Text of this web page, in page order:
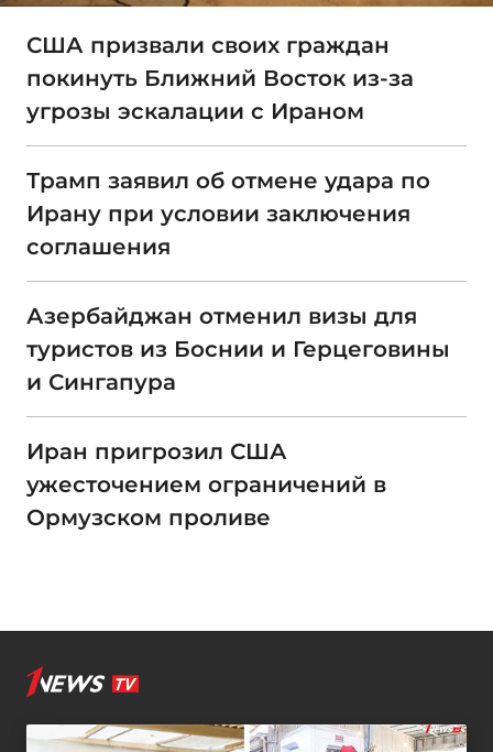
США призвали своих граждан
покинуть Ближний Восток из-за
угрозы эскалации с Ираном
Трамп заявил об отмене удара по
Ирану при условии заключения
соглашения
Азербайджан отменил визы для
туристов из Боснии и Герцеговины
и Сингапура
Иран пригрозил США
ужесточением ограничений в
Ормузском проливе